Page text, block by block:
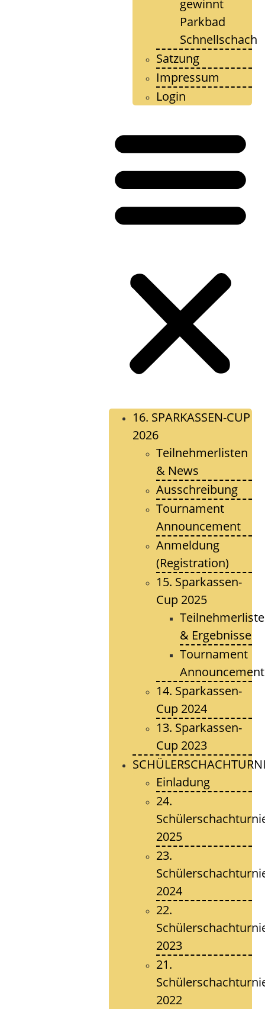
gewinnt
Parkbad
Schnellschach
Satzung
Impressum
Login
16. SPARKASSEN-CUP
2026
Teilnehmerlisten
& News
Ausschreibung
Tournament
Announcement
Anmeldung
(Registration)
15. Sparkassen-
Cup 2025
& Ergebnisse
Tournament
Announcement
14. Sparkassen-
Cup 2024
13. Sparkassen-
Cup 2023
Einladung
24.
2025
23.
2024
22.
2023
21.
2022